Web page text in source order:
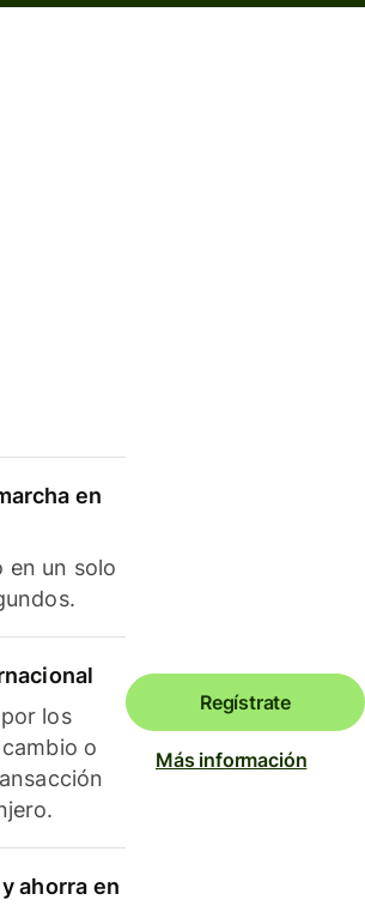
en
en un solo
los
o
ahorra en
Regístrate
Más información